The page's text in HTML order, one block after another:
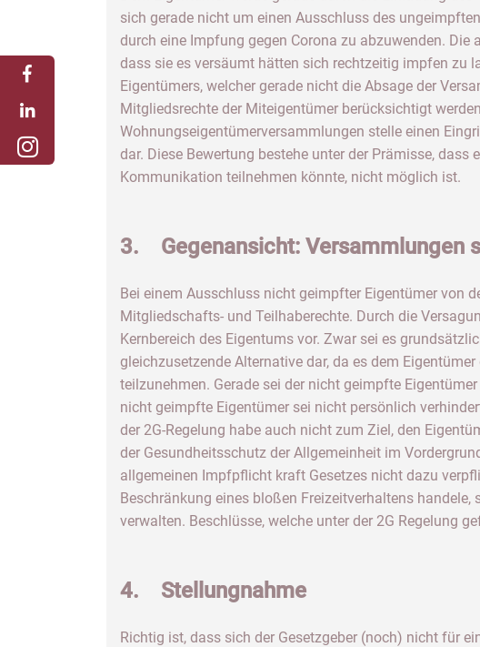
sich gerade nicht um einen Ausschluss des
durch eine Impfung gegen Corona zu abzuwenden.
dass sie es versäumt hätten sich rechtzeitig impfen zu
Eigentümers, welcher gerade nicht die Absage der
Mitgliedsrechte der Miteigentümer berücksichtigt
Wohnungseigentümerversammlungen stelle einen
dar. Diese Bewertung bestehe unter der Prämisse,
Kommunikation teilnehmen könnte, nicht möglich ist.
3. Gegenansicht: Versammlungen
Bei einem Ausschluss nicht geimpfter Eigentümer von
Mitgliedschafts- und Teilhaberechte. Durch die
Kernbereich des Eigentums vor. Zwar sei es
gleichzusetzende Alternative dar, da es dem
teilzunehmen. Gerade sei der nicht geimpfte
nicht geimpfte Eigentümer sei nicht persönlich
der 2G-Regelung habe auch nicht zum Ziel, den
der Gesundheitsschutz der Allgemeinheit im
allgemeinen Impfpflicht kraft Gesetzes nicht dazu
Beschränkung eines bloßen Freizeitverhaltens
verwalten. Beschlüsse, welche unter der 2G Regelung
4. Stellungnahme
Richtig ist, dass sich der Gesetzgeber (noch) nicht für